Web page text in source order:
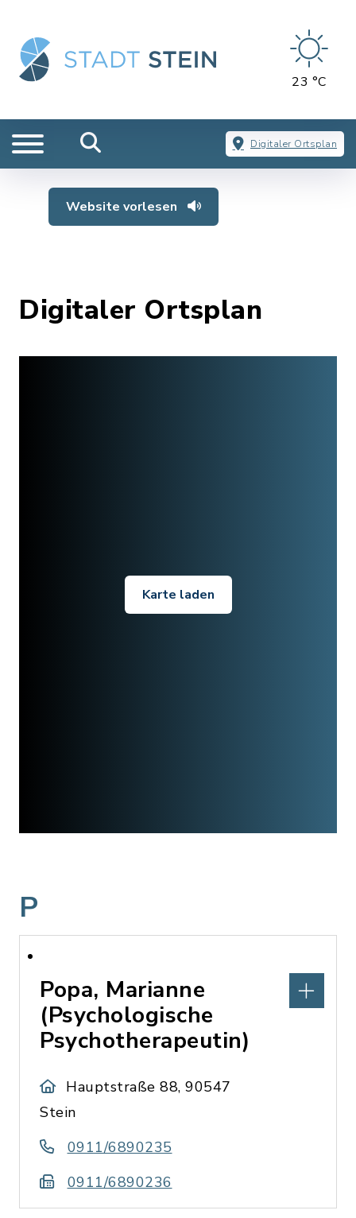
23 °C
Digitaler Ortsplan
Website vorlesen
Digitaler Ortsplan
Karte laden
P
Popa, Marianne
(Psychologische
Psychotherapeutin)
Hauptstraße 88, 90547
Stein
0911/6890235
0911/6890236